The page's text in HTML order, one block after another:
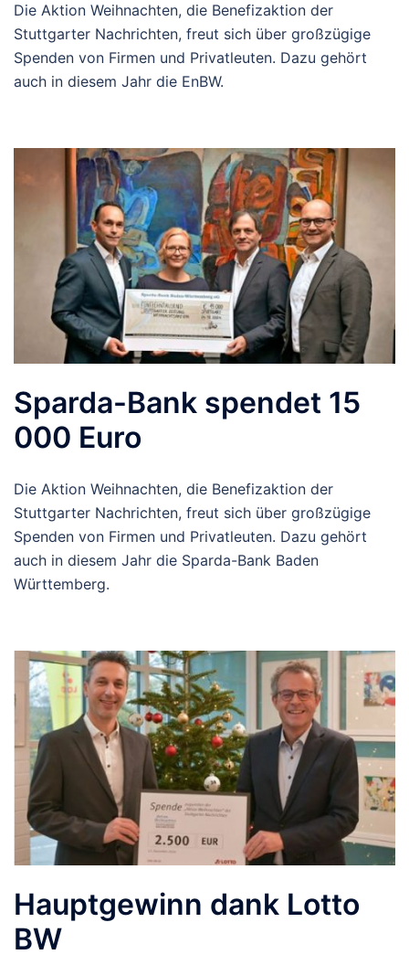
Die Aktion Weihnachten, die Benefizaktion der
Stuttgarter Nachrichten, freut sich über großzügige
Spenden von Firmen und Privatleuten. Dazu gehört
auch in diesem Jahr die EnBW.
Sparda-Bank spendet 15
000 Euro
Die Aktion Weihnachten, die Benefizaktion der
Stuttgarter Nachrichten, freut sich über großzügige
Spenden von Firmen und Privatleuten. Dazu gehört
auch in diesem Jahr die Sparda-Bank Baden
Württemberg.
Hauptgewinn dank Lotto
BW